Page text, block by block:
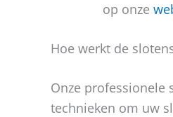
op onze
Hoe werkt de
Onze professionele
technieken om uw